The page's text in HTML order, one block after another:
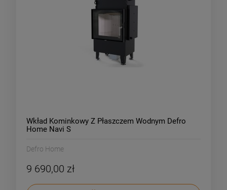
Wkład Kominkowy Z Płaszczem Wodnym Defro
Home Navi S
Defro Home
9 690,00 zł